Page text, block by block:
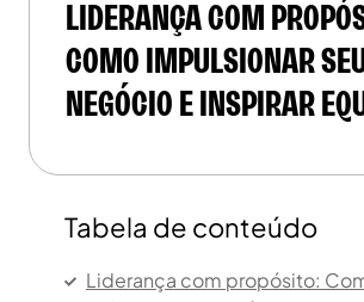
LIDERANÇA COM
COMO IMPULSIONAR
NEGÓCIO E INSPIRAR
Tabela de conteúdo
Liderança com propósito: